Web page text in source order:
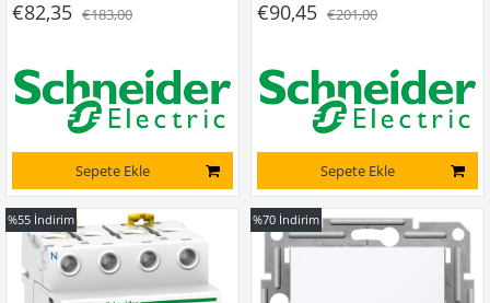
€82,35 €183,00
Sepete Ekle
€90,45 €201,00
Sepete Ekle
%55 İndirim %70 İndirim